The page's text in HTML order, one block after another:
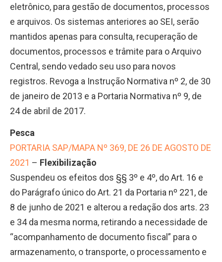
eletrônico, para gestão de documentos, processos
e arquivos. Os sistemas anteriores ao SEI, serão
mantidos apenas para consulta, recuperação de
documentos, processos e trâmite para o Arquivo
Central, sendo vedado seu uso para novos
registros. Revoga a Instrução Normativa nº 2, de 30
de janeiro de 2013 e a Portaria Normativa nº 9, de
24 de abril de 2017.
Pesca
PORTARIA SAP/MAPA Nº 369, DE 26 DE AGOSTO DE
2021 – Flexibilização
Suspendeu os efeitos dos §§ 3º e 4º, do Art. 16 e
do Parágrafo único do Art. 21 da Portaria nº 221, de
8 de junho de 2021 e alterou a redação dos arts. 23
e 34 da mesma norma, retirando a necessidade de
“acompanhamento de documento fiscal” para o
armazenamento, o transporte, o processamento e